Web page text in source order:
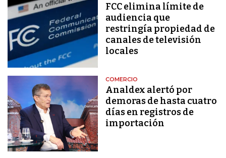
FCC elimina límite de
audiencia que
restringía propiedad de
canales de televisión
locales
COMERCIO
Analdex alertó por
demoras de hasta cuatro
días en registros de
importación